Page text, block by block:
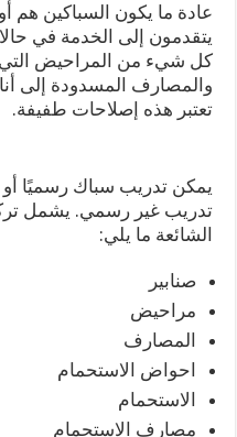
عادة ما يكون السباكين هم
يتقدمون إلى الخدمة في
كل شيء من المراحيض التي
والمصارف المسدودة إلى
تعتبر هذه إصلاحات طفيفة.
يمكن تدريب سباك رسميًا
تدريب غير رسمي. يشمل
الشائعة ما يلي:
صنابير
مراحيض
المصارف
احواض الاستحمام
الاستحمام
مصارف الاستحمام